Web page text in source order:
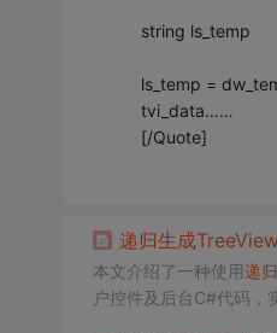
string ls_temp
ls_temp =
tvi_data……
[/Quote]
递归生成
本文介绍了一种使用递归
户控件及后台C#代码，